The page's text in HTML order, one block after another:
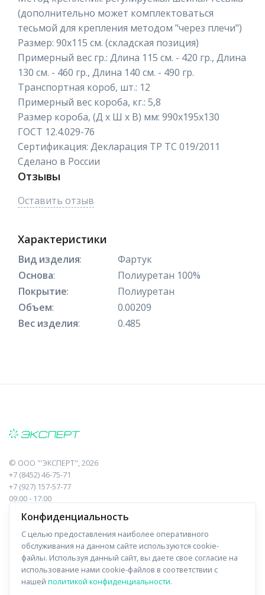
(дополнительно может комплектоваться
тесьмой для крепления методом "через плечи")
Размер: 90х115 см. (складская позиция)
Примерный вес гр.: Длина 115 см. - 420 гр., Длина
130 см. - 460 гр., Длина 140 см. - 490 гр.
Транспортная короб, шт.: 12
Примерный вес короба, кг.: 5,8
Размер короба, (Д х Ш х В) мм: 990х195х130
ГОСТ 12.4.029-76
Сертификация: Декларация ТР ТС 019/2011
Сделано в России
Отзывы
Оставить отзыв
Характеристики
Вид изделия:
Фартук
Основа:
Полиуретан 100%
Покрытие:
Полиуретан
Объем:
0.00209
Вес изделия: 0.485
© ООО "'ЭКСПЕРТ", 2026
+7 (8452) 46-75-71
+7 (927) 157-57-77
09:00 - 17:00
410017, Саратов, Пугачева, 10 к1, оф.23
Навигация
Прайс-лист
Отзывы
Информация
О компании
Доставка
Конфиденциальность
С целью предоставления наиболее оперативного
обслуживания на данном сайте используются cookie-
файлы. Используя данный сайт, вы даете свое согласие на
использование нами cookie-файлов в соответствии с
нашей политикой конфиденциальности.